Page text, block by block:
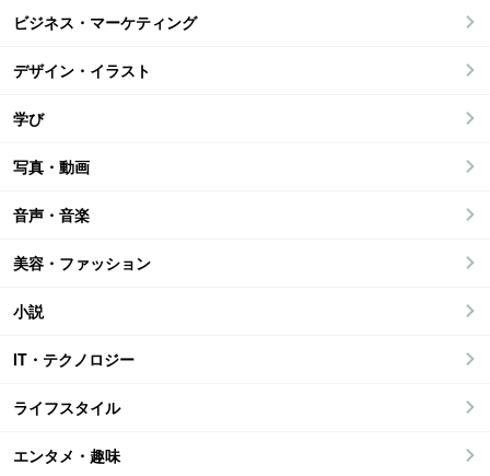
ビジネス・マーケティング
デザイン・イラスト
学び
写真・動画
音声・音楽
美容・ファッション
小説
IT・テクノロジー
ライフスタイル
エンタメ・趣味